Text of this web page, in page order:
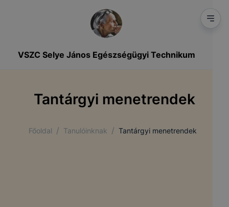
VSZC Selye János Egészségügyi Technikum
Tantárgyi menetrendek
Főoldal / Tanulóinknak / Tantárgyi menetrendek